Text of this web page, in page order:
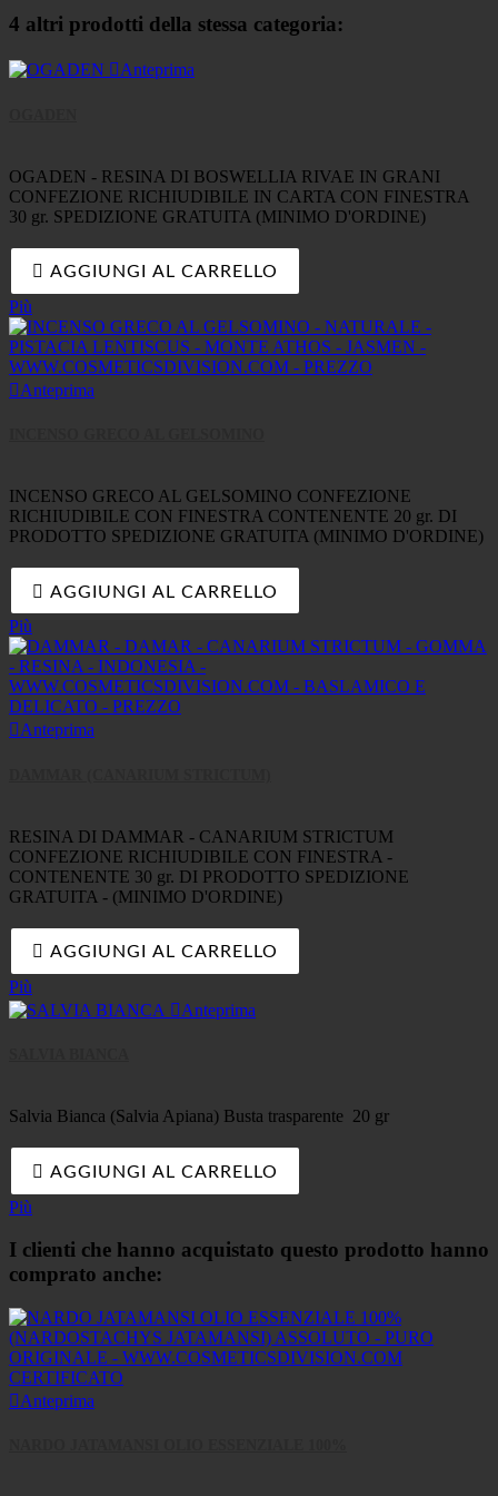
4 altri prodotti della stessa categoria:
Anteprima
OGADEN - RESINA DI BOSWELLIA RIVAE IN GRANI
CONFEZIONE RICHIUDIBILE IN CARTA CON FINESTRA
30 gr. SPEDIZIONE GRATUITA (MINIMO D'ORDINE)
 AGGIUNGI AL CARRELLO
Più
Anteprima
INCENSO GRECO AL GELSOMINO CONFEZIONE
RICHIUDIBILE CON FINESTRA CONTENENTE 20 gr. DI
PRODOTTO SPEDIZIONE GRATUITA (MINIMO D'ORDINE)
AGGIUNGI AL CARRELLO
Più
Anteprima
RESINA DI DAMMAR - CANARIUM STRICTUM
CONFEZIONE RICHIUDIBILE CON FINESTRA -
CONTENENTE 30 gr. DI PRODOTTO SPEDIZIONE
GRATUITA - (MINIMO D'ORDINE)
 AGGIUNGI AL CARRELLO
Più
Anteprima
Salvia Bianca (Salvia Apiana) Busta trasparente 20 gr
AGGIUNGI AL CARRELLO
Più
I clienti che hanno acquistato questo prodotto hanno
comprato anche:
Anteprima